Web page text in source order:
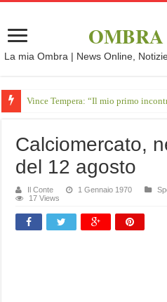
La mia Ombra | News Online,
Vince Tempera: “Il mio primo
Calciomercato,
del 12 agosto
Il Conte 1 Gennaio 1970
17 Views